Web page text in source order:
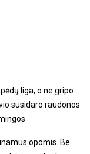
liga, o ne gripo
susidaro raudonos
opomis. Be